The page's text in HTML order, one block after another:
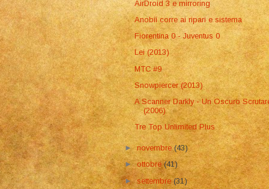
AirDroid 3 e mirroring
Anobii corre ai ripari e sistema
Fiorentina 0 - Juventus 0
Lei (2013)
MTC #9
Snowpiercer (2013)
A Scanner Darkly - Un Oscuro
(2006)
Tre Top Unlimited Plus
►novembre(43)
►ottobre(41)
►settembre(31)